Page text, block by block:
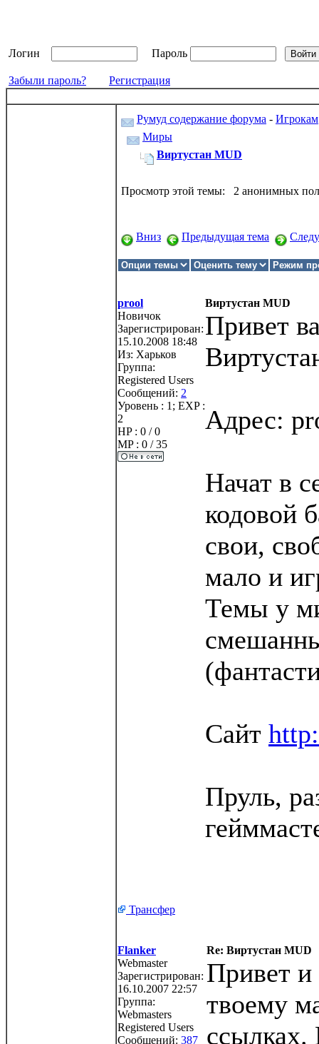
Логин Пароль
Забыли пароль? Регистрация
Румуд содержание форума - Игрокам
Миры
Виртустан MUD
Просмотр этой темы: 2 анонимных
Вниз Предыдущая тема
prool
Виртустан MUD
Новичок
Зарегистрирован:
15.10.2008 18:48
Из: Харьков
Группа:
Registered Users
Сообщений: 2
Уровень : 1; EXP :
2
HP : 0 / 0
MP : 0 / 35
Привет
Адрес:
Начат в
кодовой
свои,
мало и
Темы у
Сайт
Пруль,
Трансфер
Flanker
Re: Виртустан MUD
Webmaster
Зарегистрирован:
16.10.2007 22:57
Группа:
Webmasters
Registered Users
Сообщений: 387
Привет
твоему